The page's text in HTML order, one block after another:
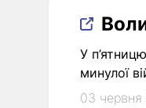
У
минулої
03